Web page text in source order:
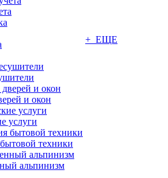
и окон
услуги
техники
альпинизм
+ ЕЩЕ